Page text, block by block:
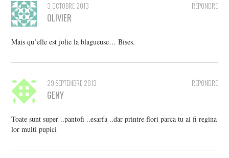
RÉPONDRE
3 OCTOBRE 2013
OLIVIER
Mais qu’elle est jolie la blagueuse… Bises.
RÉPONDRE
29 SEPTEMBRE 2013
GENY
Toate sunt super ..pantofi ..esarfa ..dar printre flori parca tu ai fi regina
lor multi pupici